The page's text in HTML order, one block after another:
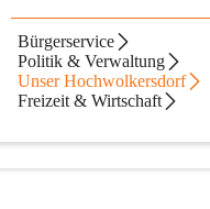
Bürgerservice
Politik & Verwaltung
Unser Hochwolkersdorf
Freizeit & Wirtschaft